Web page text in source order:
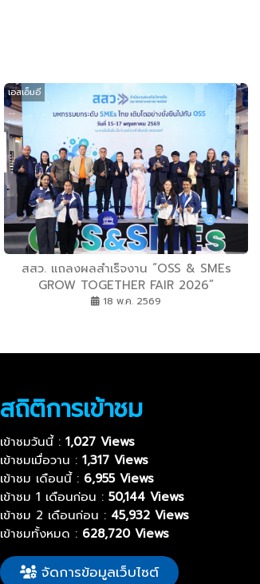
เอสเอ็มอี
สสว. แถลงผลสำเร็จงาน “OSS & SMEs
GROW TOGETHER FAIR 2026”
ที่จ.นครสวรรค์ สร้างมูลค่าเศรษฐกิจหมุนเวียน
18 พ.ค. 2569
สถิติการเข้าชม
เข้าชมวันนี้ : 1,027 Views
เข้าชมเมื่อวาน : 1,317 Views
เข้าชม เดือนนี้ : 6,955 Views
เข้าชม 1 เดือนก่อน : 50,144 Views
เข้าชม 2 เดือนก่อน : 45,932 Views
เข้าชมทั้งหมด : 628,720 Views
จัดการข้อมูลเว็บไซต์